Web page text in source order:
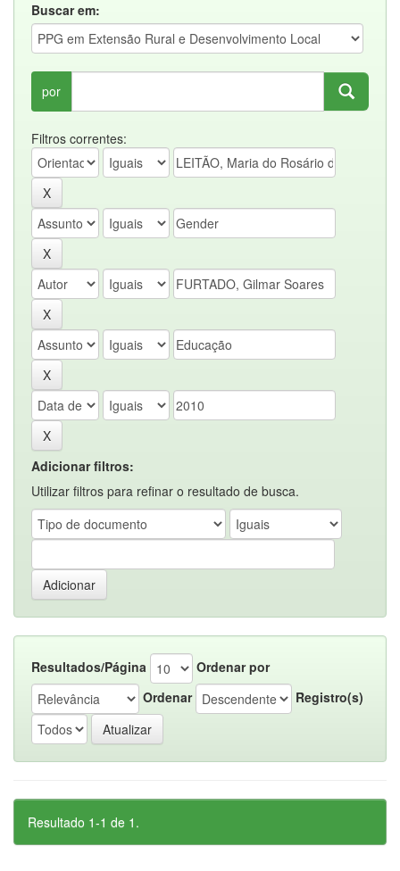
Buscar em:
por
Filtros correntes:
Adicionar filtros:
Utilizar filtros para refinar o resultado de busca.
Resultados/Página
Ordenar por
Ordenar
Registro(s)
Resultado 1-1 de 1.